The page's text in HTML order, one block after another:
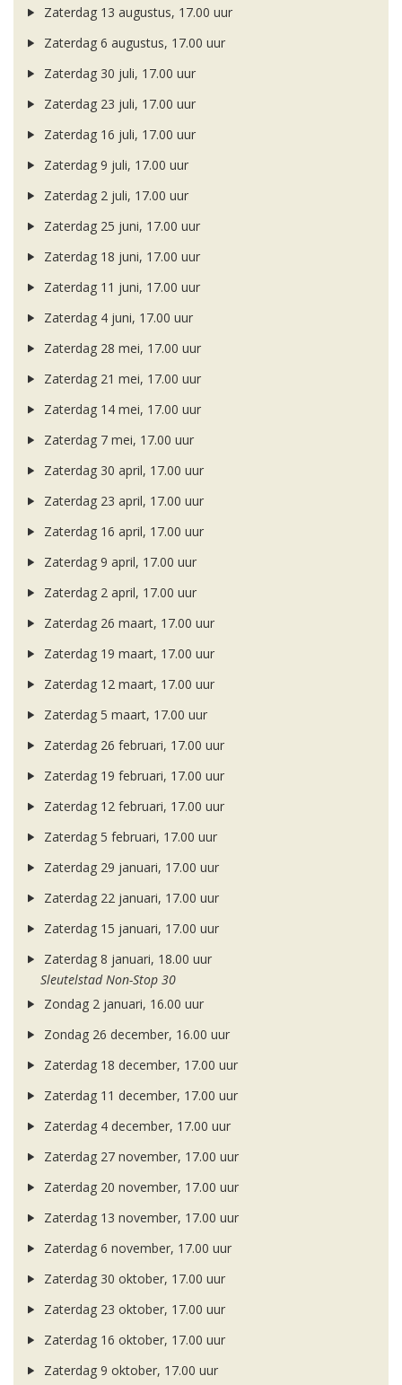
Zaterdag 13 augustus, 17.00 uur
Zaterdag 6 augustus, 17.00 uur
Zaterdag 30 juli, 17.00 uur
Zaterdag 23 juli, 17.00 uur
Zaterdag 16 juli, 17.00 uur
Zaterdag 9 juli, 17.00 uur
Zaterdag 2 juli, 17.00 uur
Zaterdag 25 juni, 17.00 uur
Zaterdag 18 juni, 17.00 uur
Zaterdag 11 juni, 17.00 uur
Zaterdag 4 juni, 17.00 uur
Zaterdag 28 mei, 17.00 uur
Zaterdag 21 mei, 17.00 uur
Zaterdag 14 mei, 17.00 uur
Zaterdag 7 mei, 17.00 uur
Zaterdag 30 april, 17.00 uur
Zaterdag 23 april, 17.00 uur
Zaterdag 16 april, 17.00 uur
Zaterdag 9 april, 17.00 uur
Zaterdag 2 april, 17.00 uur
Zaterdag 26 maart, 17.00 uur
Zaterdag 19 maart, 17.00 uur
Zaterdag 12 maart, 17.00 uur
Zaterdag 5 maart, 17.00 uur
Zaterdag 26 februari, 17.00 uur
Zaterdag 19 februari, 17.00 uur
Zaterdag 12 februari, 17.00 uur
Zaterdag 5 februari, 17.00 uur
Zaterdag 29 januari, 17.00 uur
Zaterdag 22 januari, 17.00 uur
Zaterdag 15 januari, 17.00 uur
Zaterdag 8 januari, 18.00 uur
Sleutelstad Non-Stop 30
Zondag 2 januari, 16.00 uur
Zondag 26 december, 16.00 uur
Zaterdag 18 december, 17.00 uur
Zaterdag 11 december, 17.00 uur
Zaterdag 4 december, 17.00 uur
Zaterdag 27 november, 17.00 uur
Zaterdag 20 november, 17.00 uur
Zaterdag 13 november, 17.00 uur
Zaterdag 6 november, 17.00 uur
Zaterdag 30 oktober, 17.00 uur
Zaterdag 23 oktober, 17.00 uur
Zaterdag 16 oktober, 17.00 uur
Zaterdag 9 oktober, 17.00 uur